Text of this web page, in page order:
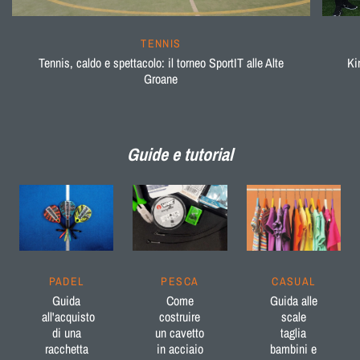
TENNIS
Tennis, caldo e spettacolo: il torneo SportIT alle Alte
Groane
Guide e tutorial
PADEL
Guida
all'acquisto
di una
racchetta
PESCA
Come
costruire
un cavetto
in acciaio
CASUAL
Guida alle
scale
taglia
bambini e